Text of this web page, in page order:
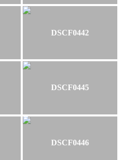
DSCF0442
DSCF0445
DSCF0446